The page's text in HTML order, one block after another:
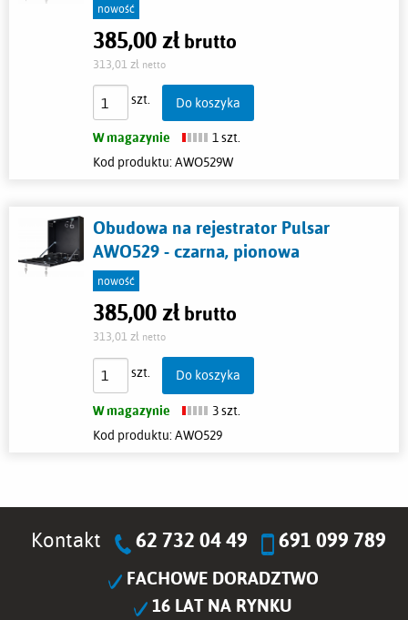
nowość
Cena:
385,00 zł brutto
313,01 zł netto
szt. Do koszyka
W magazynie
1 szt.
Kod produktu: AWO529W
Obudowa na rejestrator Pulsar
AWO529 - czarna, pionowa
nowość
Cena:
385,00 zł brutto
313,01 zł netto
szt. Do koszyka
W magazynie
3 szt.
Kod produktu: AWO529
Kontakt 62 732 04 49 691 099 789
FACHOWE DORADZTWO
16 LAT NA RYNKU